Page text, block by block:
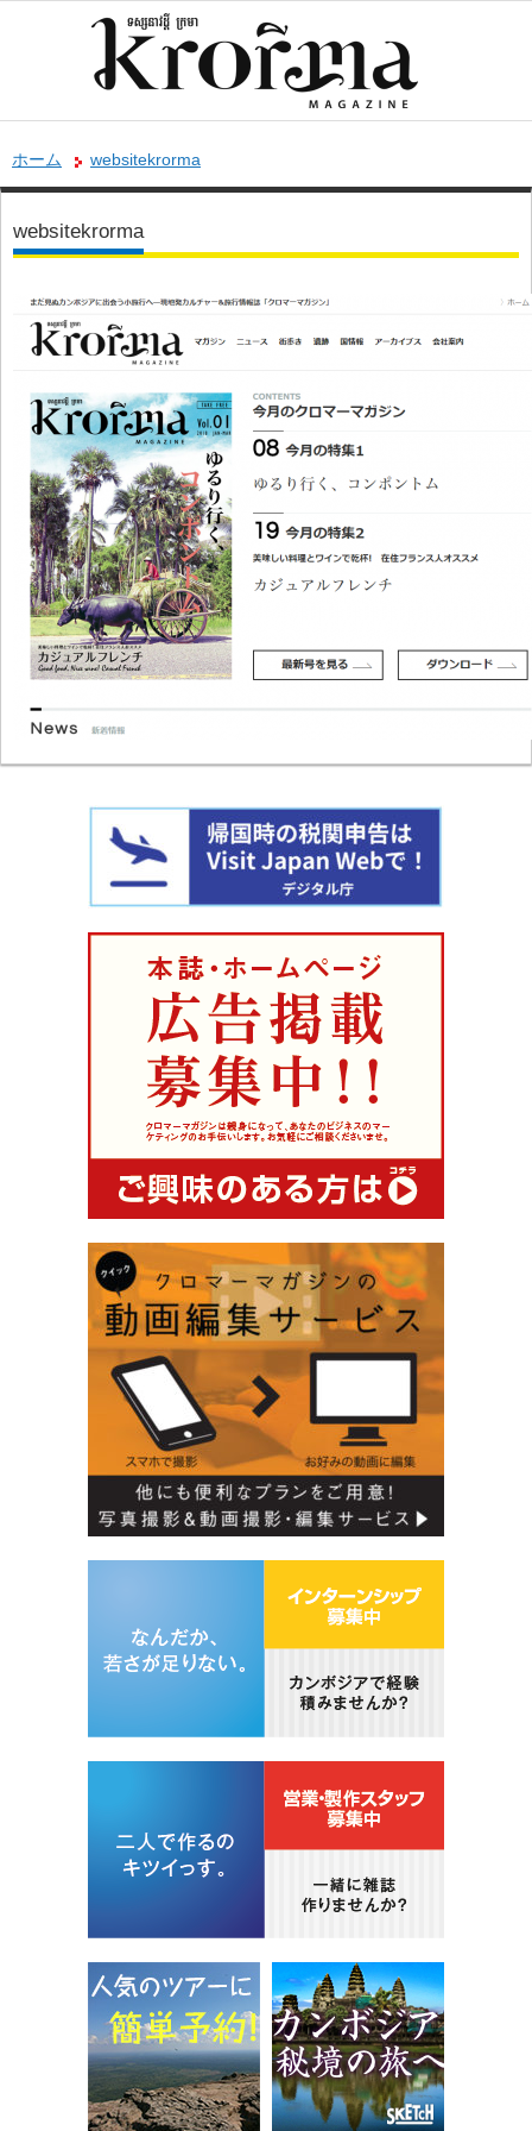
ホーム websitekrorma
websitekrorma